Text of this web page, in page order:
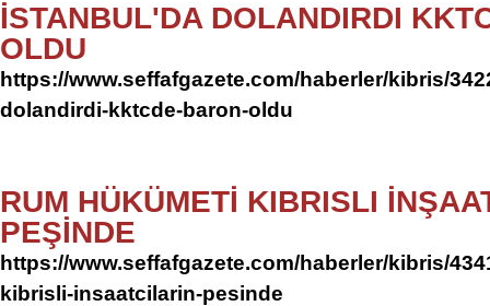
İSTANBUL'DA DOLANDIRDI
OLDU
https://www.seffafgazete.com/haberler/kibris/
dolandirdi-kktcde-baron-oldu
RUM HÜKÜMETİ KIBRISLI
PEŞİNDE
https://www.seffafgazete.com/haberler/kibris/
kibrisli-insaatcilarin-pesinde